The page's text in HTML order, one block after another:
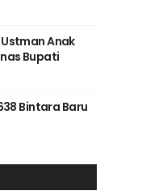
Anak
Bupati
Bintara Baru